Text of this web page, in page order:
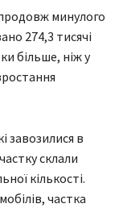
минулого
274,3 тисячі
більше, ніж у
завозилися в
склали
кількості.
частка